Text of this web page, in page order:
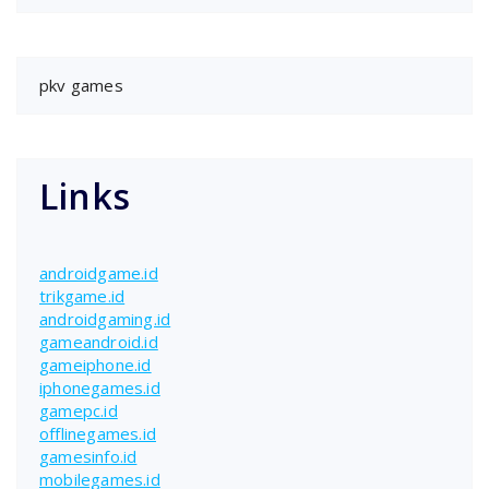
pkv games
Links
androidgame.id
trikgame.id
androidgaming.id
gameandroid.id
gameiphone.id
iphonegames.id
gamepc.id
offlinegames.id
gamesinfo.id
mobilegames.id